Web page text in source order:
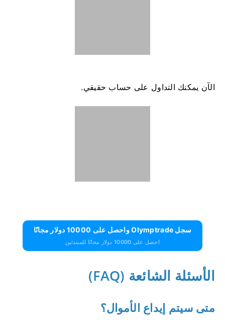
الآن يمكنك التداول على حساب حقيقي.
سجل Olymptrade واحصل على 10000 دولار مجانًا
احصل على 10000 دولار مجانًا للمبتدئين
الأسئلة الشائعة (FAQ)
متى سيتم إيداع الأموال؟